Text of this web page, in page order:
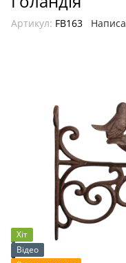
Артикул: FB163
Хіт
Відео